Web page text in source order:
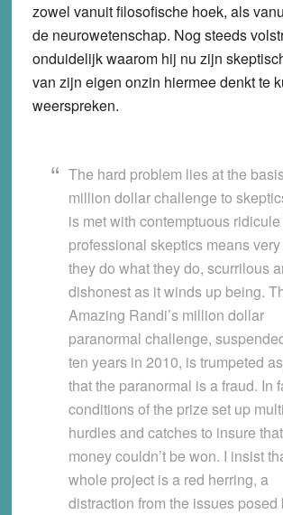
zowel vanuit filosofische hoek, als
de neurowetenschap. Nog steeds
onduidelijk waarom hij nu zijn
van zijn eigen onzin hiermee denkt te
weerspreken.
The hard problem lies at the
million dollar challenge to
is met with contemptuous
professional skeptics means
they do what they do, scurrilous
dishonest as it winds up being.
Amazing Randi’s million dollar
paranormal challenge,
ten years in 2010, is trumpeted
that the paranormal is a fraud. In
conditions of the prize set up
hurdles and catches to insure
money couldn’t be won. I insist
whole project is a red herring, a
distraction from the issues posed